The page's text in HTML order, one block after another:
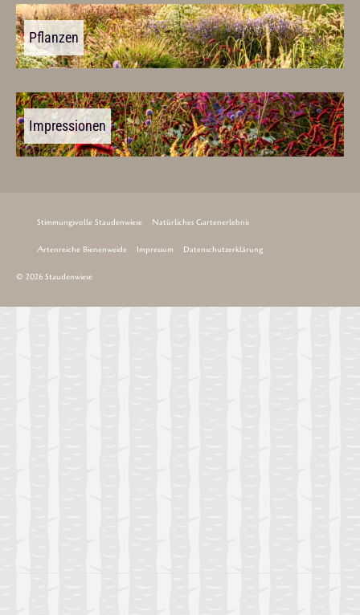
Pflanzen
Impressionen
Stimmungsvolle Staudenwiese Natürliches Gartenerlebnis
Artenreiche Bienenweide Impressum Datenschutzerklärung
© 2026 Staudenwiese